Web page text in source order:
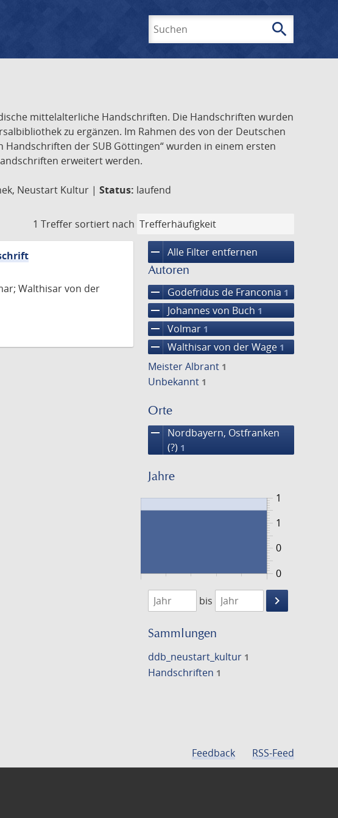
search
mittelalterliche Handschriften. Die Handschriften wurden
zu ergänzen. Im Rahmen des von der Deutschen
der SUB Göttingen“ wurden in einem ersten
erweitert werden.
Neustart Kultur | Status: laufend
1 Treffer sortiert nach
remove Alle Filter entfernen
Autoren
remove Godefridus de Franconia 1
remove Johannes von Buch 1
remove Volmar 1
remove Walthisar von der Wage 1
Meister Albrant 1
Unbekannt 1
Orte
remove
Nordbayern, Ostfranken
(?) 1
Jahre
0
1
0
1
1474
1475
bis
keyboard_arrow_right
Suche
Sammlungen
ddb_neustart_kultur 1
Handschriften 1
Walthisar von der
Feedback RSS-Feed